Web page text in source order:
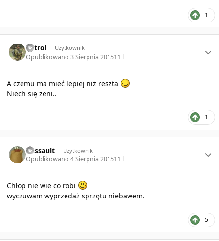
1
Patrol Użytkownik
Opublikowano3 Sierpnia 201511 l
A czemu ma mieć lepiej niż reszta
Niech się żeni..
1
Dassault Użytkownik
Opublikowano4 Sierpnia 201511 l
Chłop nie wie co robi
wyczuwam wyprzedaż sprzętu niebawem.
5